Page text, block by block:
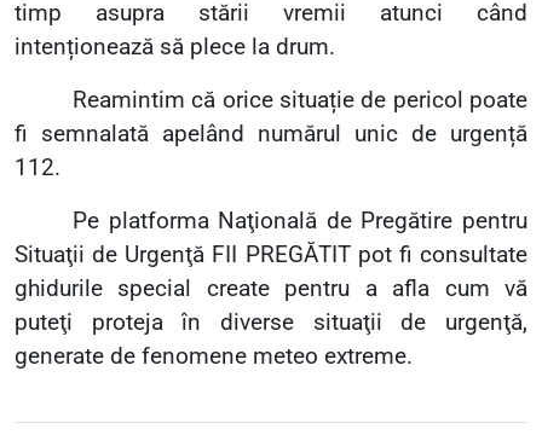
timp asupra stării vremii atunci când
intenționează să plece la drum.
Reamintim că orice situație de pericol poate
fi semnalată apelând numărul unic de urgență
112.
Pe platforma Naţională de Pregătire pentru
Situaţii de Urgenţă FII PREGĂTIT pot fi consultate
ghidurile special create pentru a afla cum vă
puteţi proteja în diverse situaţii de urgenţă,
generate de fenomene meteo extreme.